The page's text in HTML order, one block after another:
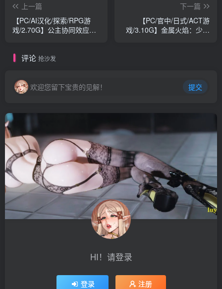
上一篇
【PC/AI汉化/探索/RPG游
戏/2.70G】公主协同效应
Ver1.0.15 AI汉化版 正式版
下一篇
【PC/官中/日式/ACT游
戏/3.10G】金属火焰：少女
评论 抢沙发
欢迎您留下宝贵的见解！ 提交
HI！请登录
登录 注册